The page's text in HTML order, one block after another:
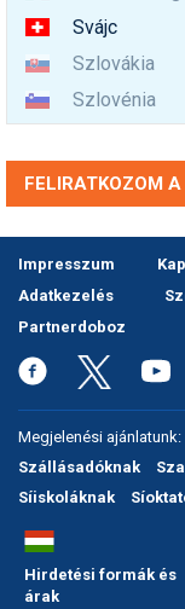
Svájc
Szlovákia
Szlovénia
FELIRATKOZOM
Impresszum
Adatkezelés
Partnerdoboz
Megjelenési ajánlatunk:
Szállásadóknak
Síiskoláknak
Hirdetési formák és
árak